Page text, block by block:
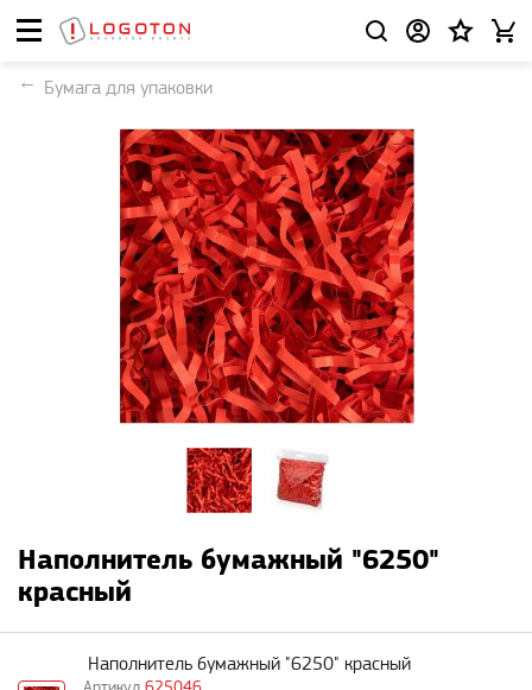
Бумага для упаковки
Наполнитель бумажный "6250"
красный
Наполнитель бумажный "6250" красный